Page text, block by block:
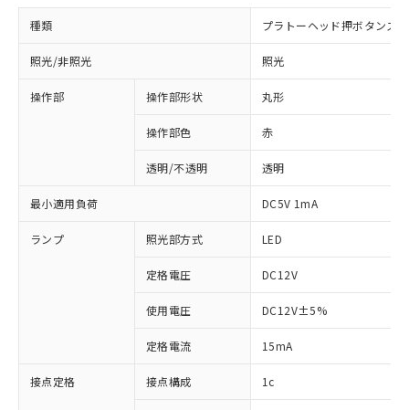
種類 プラトーヘッド押ボタンス
照光/非照光 照光
操作部 操作部形状 丸形
操作部色 赤
透明/不透明 透明
最小適用負荷 DC5V 1mA
ランプ 照光部方式 LED
定格電圧 DC12V
使用電圧 DC12V±5%
定格電流 15mA
接点定格 接点構成 1c